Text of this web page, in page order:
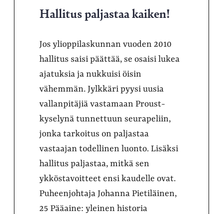
Hallitus paljastaa kaiken!
Jos ylioppilaskunnan vuoden 2010
hallitus saisi päättää, se osaisi lukea
ajatuksia ja nukkuisi öisin
vähemmän. Jylkkäri pyysi uusia
vallanpitäjiä vastamaan Proust-
kyselynä tunnettuun seurapeliin,
jonka tarkoitus on paljastaa
vastaajan todellinen luonto. Lisäksi
hallitus paljastaa, mitkä sen
ykköstavoitteet ensi kaudelle ovat.
Puheenjohtaja Johanna Pietiläinen,
25 Pääaine: yleinen historia